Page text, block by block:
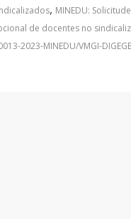
, MINEDU:
de docentes no
2023-MINEDU/VMGI-